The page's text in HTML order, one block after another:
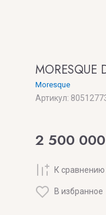
MORESQUE
Moresque
Артикул:
2 500 000
К сравнению
В избранное